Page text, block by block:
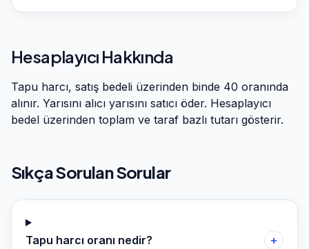
Hesaplayıcı Hakkında
Tapu harcı, satış bedeli üzerinden binde 40 oranında
alınır. Yarısını alıcı yarısını satıcı öder. Hesaplayıcı
bedel üzerinden toplam ve taraf bazlı tutarı gösterir.
Sıkça Sorulan Sorular
Tapu harcı oranı nedir? +